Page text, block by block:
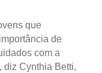
que
de
com a
diz Cynthia Betti,